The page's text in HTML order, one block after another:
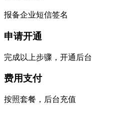
报备企业短信签名
申请开通
完成以上步骤，开通后台
费用支付
按照套餐，后台充值